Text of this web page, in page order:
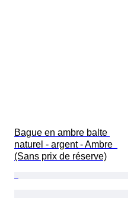
Bague en ambre balte
naturel - argent - Ambre
(Sans prix de réserve)